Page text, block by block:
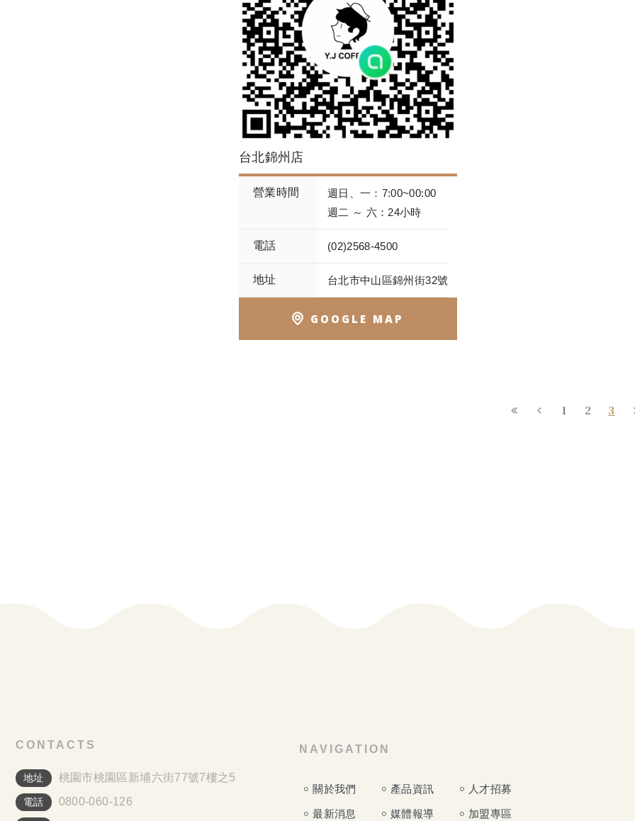
台北錦州店
營業時間
週日、一：7:00~00:00
週二 ～ 六：24小時
電話 (02)2568-4500
地址 台北市中山區錦州街32號
GOOGLE MAP
1 2 3
CONTACTS
地址 桃園市桃園區新埔六街77號7樓之5
電話 0800-060-126
NAVIGATION
關於我們
最新消息
產品資訊
媒體報導
人才招募
加盟專區